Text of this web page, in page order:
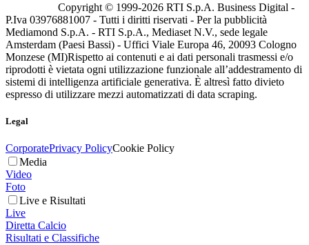
Copyright © 1999-2026 RTI S.p.A. Business Digital -
P.Iva 03976881007 - Tutti i diritti riservati - Per la pubblicità
Mediamond S.p.A. - RTI S.p.A., Mediaset N.V., sede legale
Amsterdam (Paesi Bassi) - Uffici Viale Europa 46, 20093 Cologno
Monzese (MI)Rispetto ai contenuti e ai dati personali trasmessi e/o
riprodotti è vietata ogni utilizzazione funzionale all’addestramento di
sistemi di intelligenza artificiale generativa. È altresì fatto divieto
espresso di utilizzare mezzi automatizzati di data scraping.
Legal
CorporatePrivacy PolicyCookie Policy
Media
Video
Foto
Live e Risultati
Live
Diretta Calcio
Risultati e Classifiche